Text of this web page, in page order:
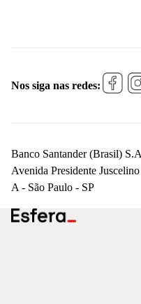
Nos siga nas redes:
Banco Santander (Brasil)
Avenida Presidente
A - São Paulo - SP